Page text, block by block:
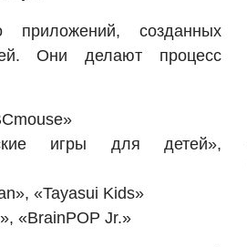
приложений, созданных
Они делают процесс
игры для детей»,
«Tayasui Kids»
«BrainPOP Jr.»